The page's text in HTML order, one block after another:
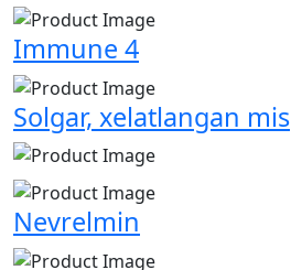
Immune 4
Solgar, xelatlangan mis
Nevrelmin